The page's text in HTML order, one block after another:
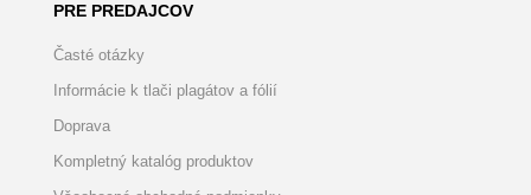
PRE PREDAJCOV
Časté otázky
Informácie k tlači plagátov a fólií
Doprava
Kompletný katalóg produktov